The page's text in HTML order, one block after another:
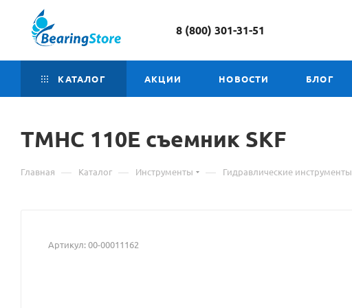
8 (800) 301-31-51
КАТАЛОГ АКЦИИ НОВОСТИ БЛОГ
TMHC 110E Материал
о
съемник SKF
Главная — Каталог — Инструменты — Гидравлические инструменты
Артикул:00-00011162